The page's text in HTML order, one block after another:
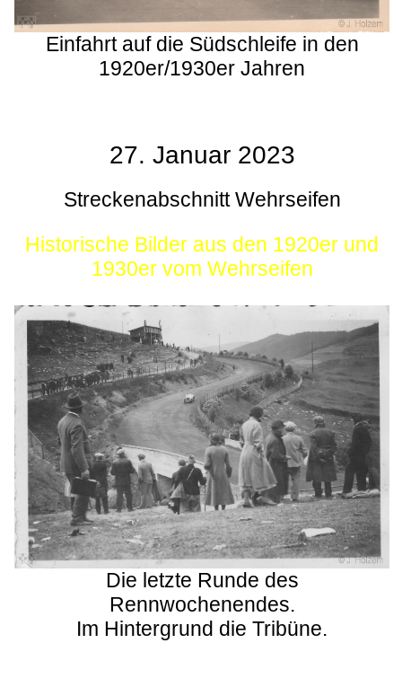
Einfahrt auf die Südschleife in den
1920er/1930er Jahren
27. Januar 2023
Streckenabschnitt Wehrseifen
Historische Bilder aus den 1920er und
1930er vom Wehrseifen
Die letzte Runde des
Rennwochenendes.
Im Hintergrund die Tribüne.